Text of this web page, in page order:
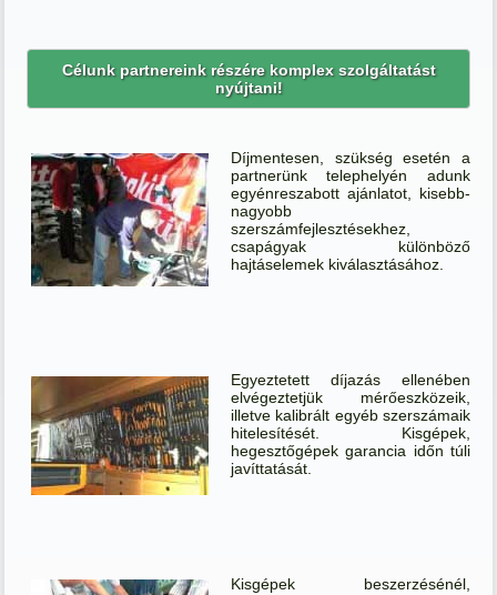
Célunk partnereink részére komplex szolgáltatást
nyújtani!
Díjmentesen, szükség esetén a
partnerünk telephelyén adunk
egyénreszabott ajánlatot, kisebb-
nagyobb
szerszámfejlesztésekhez,
csapágyak különböző
hajtáselemek kiválasztásához.
Egyeztetett díjazás ellenében
elvégeztetjük mérőeszközeik,
illetve kalibrált egyéb szerszámaik
hitelesítését. Kisgépek,
hegesztőgépek garancia időn túli
javíttatását.
Kisgépek beszerzésénél,